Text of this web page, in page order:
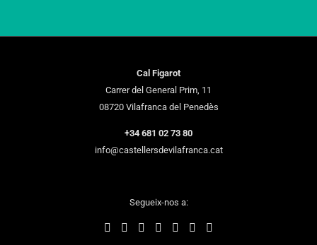
Cal Figarot
Carrer del General Prim, 11
08720 Vilafranca del Penedès
+34 681 02 73 80
info@castellersdevilafranca.cat
Segueix-nos a: